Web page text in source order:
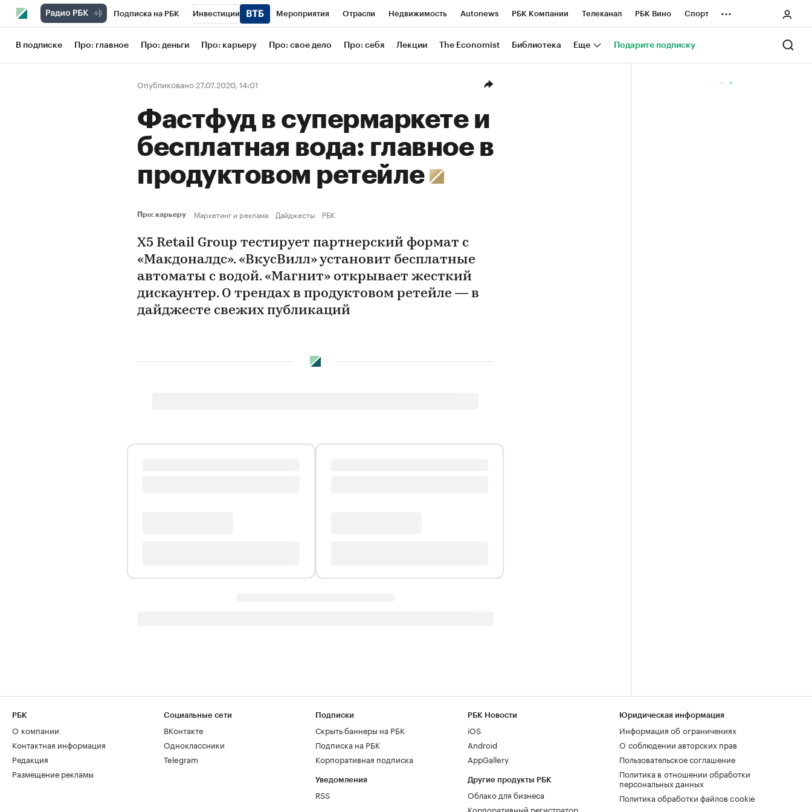
Подписка на РБК Инвестиции Мероприятия Отрасли Недвижимость Autonews РБК Компании Телеканал РБК Вино Спорт
Школа управления РБК РБК Образование РБК Life Тренды Визионеры Национальные проекты Город
Рынок наличной валюты
...
В подписке Про: главное Про: деньги Про: карьеру Про: свое дело Про: себя Лекции The Economist Библиотека Еще Подарите подписку
Опубликовано 27.07.2020, 14:01
Фастфуд в супермаркете и
бесплатная вода: главное в
продуктовом ретейле
Про: карьеру Маркетинг и реклама Дайджесты РБК
X5 Retail Group тестирует партнерский формат с
«Макдоналдс». «ВкусВилл» установит бесплатные
автоматы с водой. «Магнит» открывает жесткий
дискаунтер. О трендах в продуктовом ретейле — в
дайджесте свежих публикаций
РБК
О компании
Контактная информация
Редакция
Размещение рекламы
Социальные сети
ВКонтакте
Одноклассники
Telegram
Подписки
Скрыть баннеры на РБК
Подписка на РБК
Корпоративная подписка
Уведомления
RSS
РБК Новости
iOS
Android
AppGallery
Другие продукты РБК
Облако для бизнеса
Корпоративный регистратор
Юридическая информация
Информация об ограничениях
О соблюдении авторских прав
Пользовательское соглашение
Политика в отношении обработки
персональных данных
Политика обработки файлов cookie